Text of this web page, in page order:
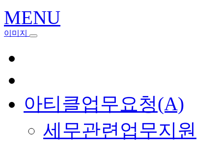
MENU
이미지
아티클업무요청(A)
세무관련업무지원